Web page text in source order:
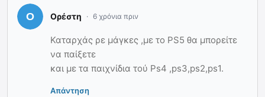
Ορέστη 6 χρόνια πριν
Καταρχάς ρε μάγκες ,με το PS5 θα μπορείτε
να παίξετε
και με τα παιχνίδια τού Ps4 ,ps3,ps2,ps1.
Απάντηση